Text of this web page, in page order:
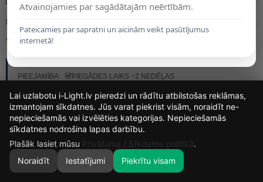
0
MODELIS:
48.95€
PIEEJAMĪBA:
PIEGĀDES LAIKS ~2 NEDĒĻAS
Atvainojamies par sagādātajām neērtībām.
Pateicamies par sapratni un aicinām veikt pasūtījumus
internetā!
15
DIENAS
19
STUNDAS
37
MIN.
12
Lai uzlabotu i-Light.lv pieredzi un rādītu atbilstošas reklāmas,
izmantojam sīkdatnes. Jūs varat piekrist visām, noraidīt ne-
nepieciešamās vai izvēlēties kategorijas. Nepieciešamās
sīkdatnes nodrošina lapas darbību.
Plašāk lasiet mūsu Privātuma / Sīkdatņu politikā.
Noraidīt
Iestatījumi Piekrītu visam